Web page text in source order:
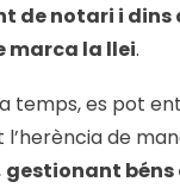
de notari i dins
marca la llei.
a temps, es pot
de
gestionant